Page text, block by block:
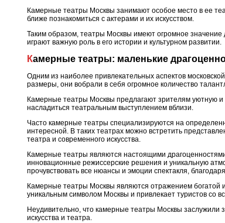
Камерные театры Москвы занимают особое место в ее
ближе познакомиться с актерами и их искусством.
Таким образом, театры Москвы имеют огромное значение
играют важную роль в его истории и культурном развитии.
Камерные театры: маленькие
Одним из наиболее привлекательных аспектов
размеры, они вобрали в себя огромное количество
Камерные театры Москвы предлагают зрителям уютную и
насладиться театральным выступлением вблизи.
Часто камерные театры специализируются на
интересной. В таких театрах можно встретить
театра и современного искусства.
Камерные театры являются настоящими
инновационные режиссерские решения и уникальную
прочувствовать все нюансы и эмоции спектакля,
Камерные театры Москвы являются отражением богатой
уникальным символом Москвы и привлекает туристов со
Неудивительно, что камерные театры Москвы заслужили
искусства и театра.